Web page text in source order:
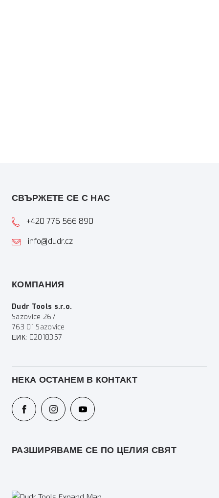
СВЪРЖЕТЕ СЕ С НАС
+420 776 566 890
info@dudr.cz
КОМПАНИЯ
Dudr Tools s.r.o.
Sazovice 267
763 01 Sazovice
ЕИК: 02018357
НЕКА ОСТАНЕМ В КОНТАКТ
РАЗШИРЯВАМЕ СЕ ПО ЦЕЛИЯ СВЯТ